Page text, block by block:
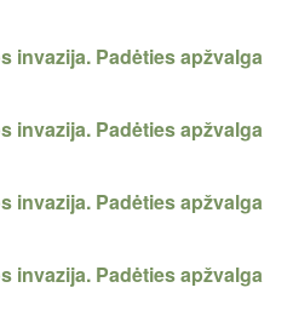
invazija. Padėties apžvalga
invazija. Padėties apžvalga
invazija. Padėties apžvalga
invazija. Padėties apžvalga